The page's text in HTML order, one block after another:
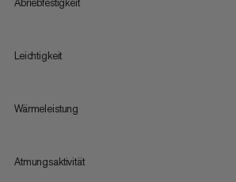
Abriebfestigkeit
Leichtigkeit
Wärmeleistung
Atmungsaktivität